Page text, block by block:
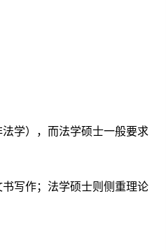
学），而法学硕士一般要求
写作；法学硕士则侧重理论